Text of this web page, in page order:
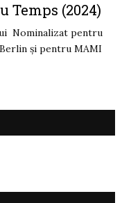
Temps (2024)
Nominalizat pentru
şi pentru MAMI